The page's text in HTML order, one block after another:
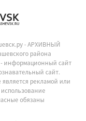
- АРХИВНЫЙ
района
информационный сайт
сайт.
рекламой или
обязаны